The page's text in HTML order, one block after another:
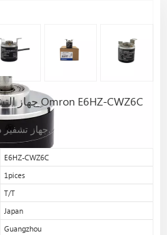
جهاز التشفير المجوف عبر الفتحة من Omron E6HZ-CWZ6C
جهاز تشفير دوار مع أداء ممتاز لمقاومة البيئة.
E6HZ-CWZ6C
1pices
T/T
Japan
Guangzhou